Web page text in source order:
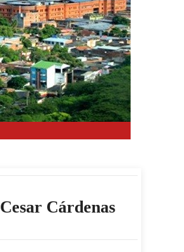
Cesar Cárdenas